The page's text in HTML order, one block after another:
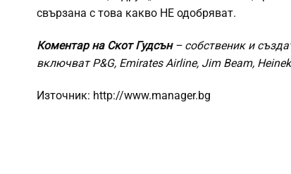
свързана с това какво НЕ одобряват.
Коментар на Скот Гудсън – собственик и
включват P&G, Emirates Airline, Jim Beam,
Източник: http://www.manager.bg